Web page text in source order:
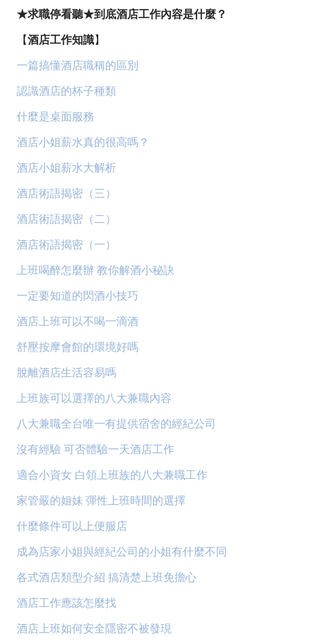
★求職停看聽★到底酒店工作內容是什麼？
【酒店工作知識】
一篇搞懂酒店職稱的區別
認識酒店的杯子種類
什麼是桌面服務
酒店小姐薪水真的很高嗎？
酒店小姐薪水大解析
酒店術語揭密（三）
酒店術語揭密（二）
酒店術語揭密（一）
上班喝醉怎麼辦 教你解酒小秘訣
一定要知道的閃酒小技巧
酒店上班可以不喝一滴酒
舒壓按摩會館的環境好嗎
脫離酒店生活容易嗎
上班族可以選擇的八大兼職內容
八大兼職全台唯一有提供宿舍的經紀公司
沒有經驗 可否體驗一天酒店工作
適合小資女 白領上班族的八大兼職工作
家管嚴的姐妹 彈性上班時間的選擇
什麼條件可以上便服店
成為店家小姐與經紀公司的小姐有什麼不同
各式酒店類型介紹 搞清楚上班免擔心
酒店工作應該怎麼找
酒店上班如何安全隱密不被發現